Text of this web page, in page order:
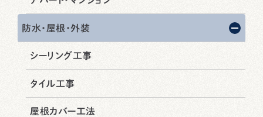
防水・屋根・外装
シーリング工事
タイル工事
屋根カバー工法